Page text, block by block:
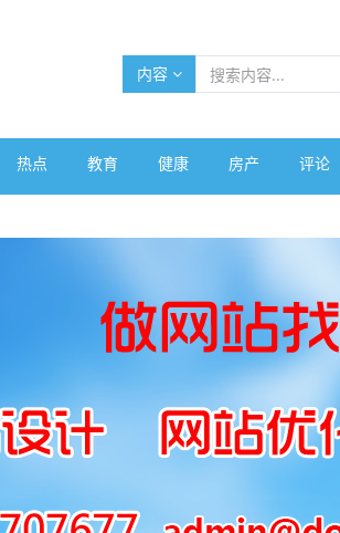
内容
热点 教育 健康 房产 评论